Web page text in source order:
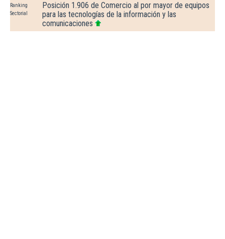
Ranking
Sectorial
Posición 1.906 de Comercio al por mayor de equipos
para las tecnologías de la información y las
comunicaciones